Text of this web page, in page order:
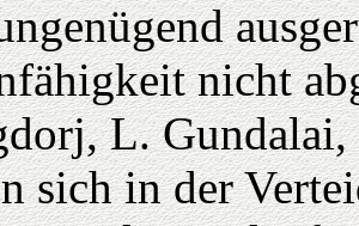
nicht
L.
sich in der